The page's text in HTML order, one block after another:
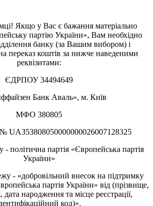
Якщо у Вас є бажання матеріально
партію України», Вам необхідно
банку (за Вашим вибором) і
переказ коштів за нижче наведеними
реквізитами:
ЄДРПОУ 34494649
Банк Аваль», м. Київ
МФО 380805
UA353808050000000026007128325
політична партія «Європейська партія
України»
- «добровільний внесок на підтримку
партія України» від (прізвище,
дата народження та місце реєстрації,
код)».